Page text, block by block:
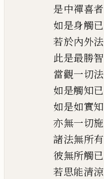
是中禪喜者
如是身觸已
若於內外法
此是最勝智
當觀一切法
如是觸知已
如是如實知
亦無一切施
諸法無所有
彼無所觸已
若思能清涼